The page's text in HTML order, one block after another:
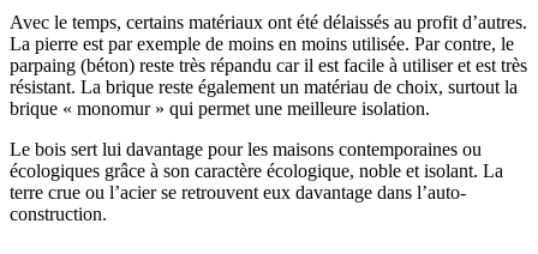
Avec le temps, certains matériaux ont été délaissés au profit d’autres.
La pierre est par exemple de moins en moins utilisée. Par contre, le
parpaing (béton) reste très répandu car il est facile à utiliser et est très
résistant. La brique reste également un matériau de choix, surtout la
brique « monomur » qui permet une meilleure isolation.
Le bois sert lui davantage pour les maisons contemporaines ou
écologiques grâce à son caractère écologique, noble et isolant. La
terre crue ou l’acier se retrouvent eux davantage dans l’auto-
construction.